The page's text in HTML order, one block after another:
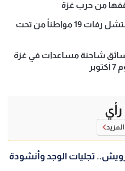
من حرب غزة
الدفاع المدني في غزة ينتشل رفات 19 مواطناً من تحت
شاحنة مساعدات في غزة
رأي
المزيد
تجليات الوجد وأنشودة